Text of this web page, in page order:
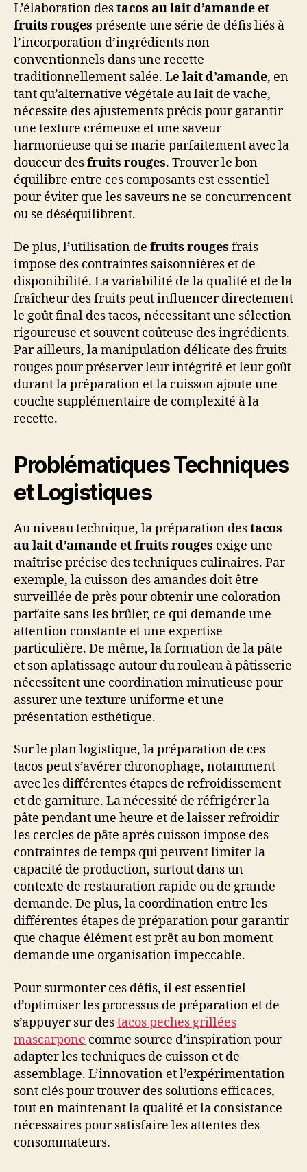
L’élaboration destacos au lait d’amande et
fruits rouges présente une série de défis liés à
l’incorporation d’ingrédients non
conventionnels dans une recette
traditionnellement salée. Le lait d’amande, en
tant qu’alternative végétale au lait de vache,
nécessite des ajustements précis pour garantir
une texture crémeuse et une saveur
harmonieuse qui se marie parfaitement avec la
douceur desfruits rouges. Trouver le bon
équilibre entre ces composants est essentiel
pour éviter que les saveurs ne se concurrencent
ou se déséquilibrent.
De plus, l’utilisation de fruits rouges frais
impose des contraintes saisonnières et de
disponibilité. La variabilité de la qualité et de la
fraîcheur des fruits peut influencer directement
le goût final des tacos, nécessitant une sélection
rigoureuse et souvent coûteuse des ingrédients.
Par ailleurs, la manipulation délicate des fruits
rouges pour préserver leur intégrité et leur goût
durant la préparation et la cuisson ajoute une
couche supplémentaire de complexité à la
recette.
Problématiques Techniques
et Logistiques
Au niveau technique, la préparation destacos
au lait d’amande et fruits rouges exige une
maîtrise précise des techniques culinaires. Par
exemple, la cuisson des amandes doit être
surveillée de près pour obtenir une coloration
parfaite sans les brûler, ce qui demande une
attention constante et une expertise
particulière. De même, la formation de la pâte
et son aplatissage autour du rouleau à pâtisserie
nécessitent une coordination minutieuse pour
assurer une texture uniforme et une
présentation esthétique.
Sur le plan logistique, la préparation de ces
tacos peut s’avérer chronophage, notamment
avec les différentes étapes de refroidissement
et de garniture. La nécessité de réfrigérer la
pâte pendant une heure et de laisser refroidir
les cercles de pâte après cuisson impose des
contraintes de temps qui peuvent limiter la
capacité de production, surtout dans un
contexte de restauration rapide ou de grande
demande. De plus, la coordination entre les
différentes étapes de préparation pour garantir
que chaque élément est prêt au bon moment
demande une organisation impeccable.
Pour surmonter ces défis, il est essentiel
d’optimiser les processus de préparation et de
s’appuyer sur destacos peches grillées
mascarpone comme source d’inspiration pour
adapter les techniques de cuisson et de
assemblage. L’innovation et l’expérimentation
sont clés pour trouver des solutions efficaces,
tout en maintenant la qualité et la consistance
nécessaires pour satisfaire les attentes des
consommateurs.